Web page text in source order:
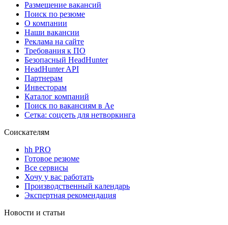
Размещение вакансий
Поиск по резюме
О компании
Наши вакансии
Реклама на сайте
Требования к ПО
Безопасный HeadHunter
HeadHunter API
Партнерам
Инвесторам
Каталог компаний
Поиск по вакансиям в Ае
Сетка: соцсеть для нетворкинга
Соискателям
hh PRO
Готовое резюме
Все сервисы
Хочу у вас работать
Производственный календарь
Экспертная рекомендация
Новости и статьи